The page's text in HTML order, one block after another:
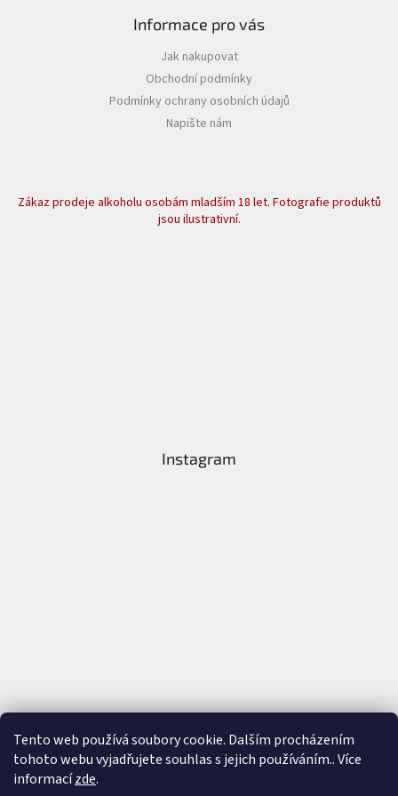
Tento web používá soubory cookie. Dalším procházením
tohoto webu vyjadřujete souhlas s jejich používáním.. Více
informacízde.
Informace pro vás
Jak nakupovat
Obchodní podmínky
Podmínky ochrany osobních údajů
Napište nám
Zákaz prodeje alkoholu osobám mladším 18 let. Fotografie produktů
jsou ilustrativní.
Instagram